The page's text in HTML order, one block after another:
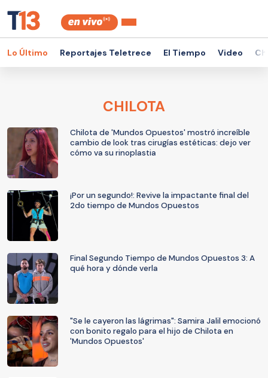
Lo Último Reportajes Teletrece El Tiempo Video
CHILOTA
Chilota de 'Mundos Opuestos' mostró increíble
cambio de look tras cirugías estéticas: dejo ver
cómo va su rinoplastia
¡Por un segundo!: Revive la impactante final del
2do tiempo de Mundos Opuestos
Final Segundo Tiempo de Mundos Opuestos 3: A
qué hora y dónde verla
"Se le cayeron las lágrimas": Samira Jalil emocionó
con bonito regalo para el hijo de Chilota en
'Mundos Opuestos'